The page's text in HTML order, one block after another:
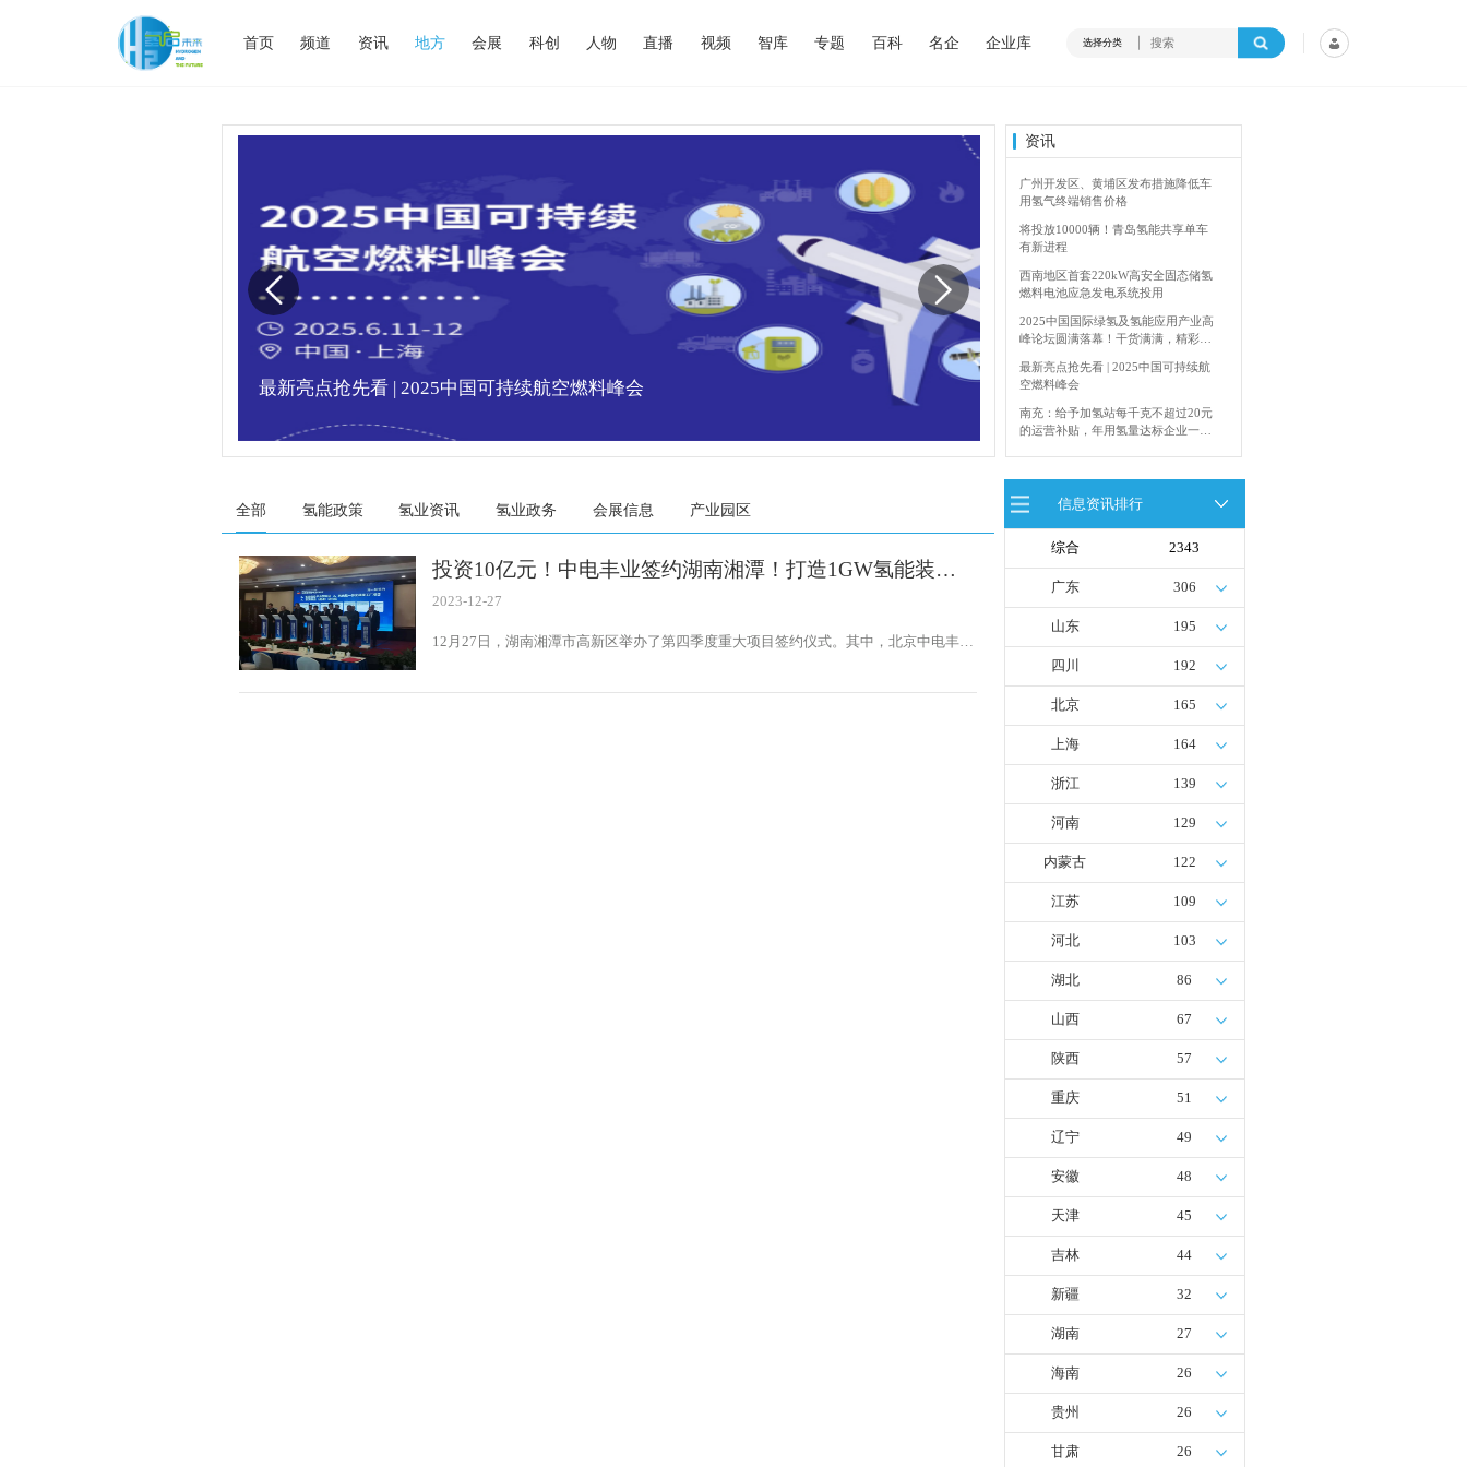
首页 频道 资讯 地方 会展 科创 人物 直播 视频 智库 专题 百科 名企 企业库 选择分类
最新亮点抢先看 | 2025中国可持续航空燃料峰会 内蒙古能源局：2024年加快建设输氢管道网络
资讯
广州开发区、黄埔区发布措施降低车
用氢气终端销售价格
将投放10000辆！青岛氢能共享单车
有新进程
西南地区首套220kW高安全固态储氢
燃料电池应急发电系统投用
2025中国国际绿氢及氢能应用产业高
峰论坛圆满落幕！干货满满，精彩瞬
最新亮点抢先看 | 2025中国可持续航
空燃料峰会
南充：给予加氢站每千克不超过20元
的运营补贴，年用氢量达标企业一次
青岛氢能新跨越：海德利森携手打造
全球首台套！240吨氢能矿用刚性自
发成果验收工作会议在呼伦贝尔举行
新疆俊瑞温宿规模化制绿氢项目开工
仪式在温宿县成功举办
荷兰氢能产业联盟到访天德工业装
能产业发展举办交流会
全部 氢能政策 氢业资讯 氢业政务 会展信息 产业园区
投资10亿元！中电丰业签约湖南湘潭！打造1GW氢能装备
产业园
2023-12-27
12月27日，湖南湘潭市高新区举办了第四季度重大项目签约仪式。其中，北京中电丰业
信息资讯排行
综合 2343
广东 306
山东 195
四川 192
北京 165
上海 164
浙江 139
河南 129
内蒙古 122
江苏 109
河北 103
湖北 86
山西 67
陕西 57
重庆 51
辽宁 49
安徽 48
天津 45
吉林 44
新疆 32
湖南 27
海南 26
贵州 26
甘肃 26